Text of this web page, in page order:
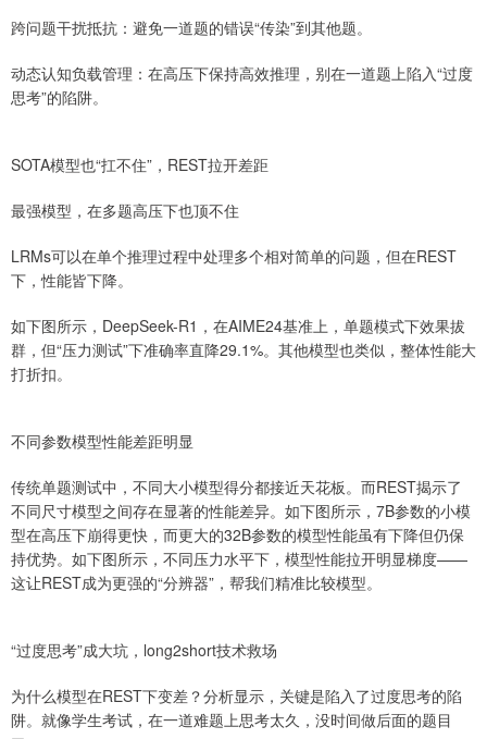
跨问题干扰抵抗：避免一道题的错误“传染”到其他题。
动态认知负载管理：在高压下保持高效推理，别在一道题上陷入“过度
思考”的陷阱。
SOTA模型也“扛不住”，REST拉开差距
最强模型，在多题高压下也顶不住
LRMs可以在单个推理过程中处理多个相对简单的问题，但在REST
下，性能皆下降。
如下图所示，DeepSeek-R1，在AIME24基准上，单题模式下效果拔
群，但“压力测试”下准确率直降29.1%。其他模型也类似，整体性能大
打折扣。
不同参数模型性能差距明显
传统单题测试中，不同大小模型得分都接近天花板。而REST揭示了
不同尺寸模型之间存在显著的性能差异。如下图所示，7B参数的小模
型在高压下崩得更快，而更大的32B参数的模型性能虽有下降但仍保
持优势。如下图所示，不同压力水平下，模型性能拉开明显梯度——
这让REST成为更强的“分辨器”，帮我们精准比较模型。
“过度思考”成大坑，long2short技术救场
为什么模型在REST下变差？分析显示，关键是陷入了过度思考的陷
阱。就像学生考试，在一道难题上思考太久，没时间做后面的题目